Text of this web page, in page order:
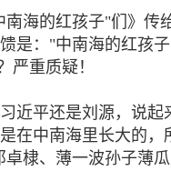
海的红孩子"们》传
是："中南海的红孩
严重质疑！
近平还是刘源，说
在中南海里长大的
棣、薄一波孙子薄